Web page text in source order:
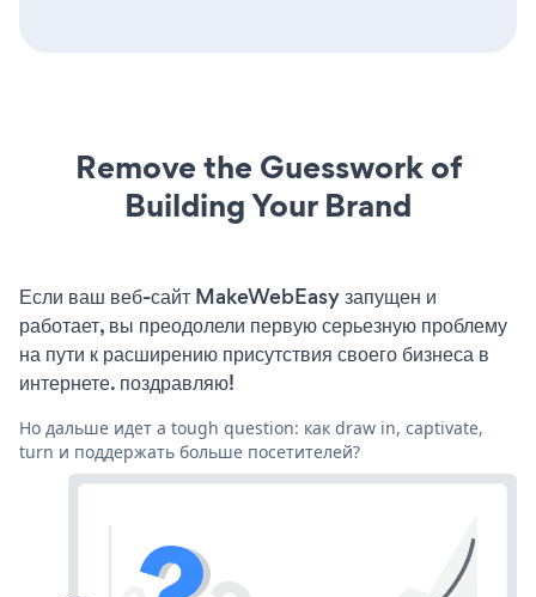
Remove the Guesswork of
Building Your Brand
Если ваш веб-сайт MakeWebEasy запущен и
работает, вы преодолели первую серьезную проблему
на пути к расширению присутствия своего бизнеса в
интернете. поздравляю!
Но дальше идет a tough question: как draw in, captivate,
turn и поддержать больше посетителей?